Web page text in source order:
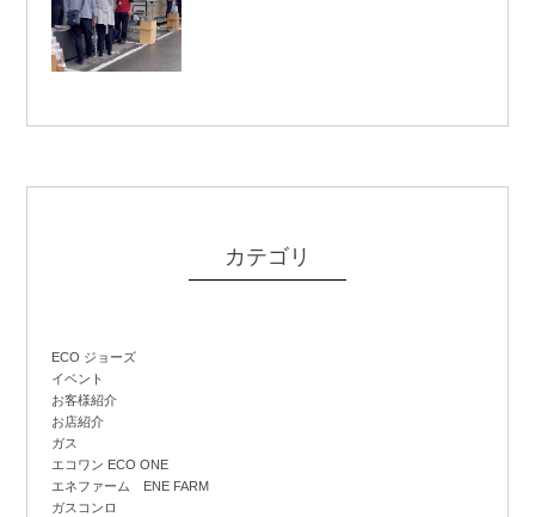
カテゴリ
ECO ジョーズ
イベント
お客様紹介
お店紹介
ガス
エコワン ECO ONE
エネファーム ENE FARM
ガスコンロ